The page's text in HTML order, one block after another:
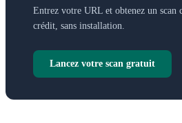
Entrez votre URL et obtenez un scan
crédit, sans installation.
Lancez votre scan gratuit